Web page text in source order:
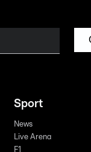
Sport
News
Live Arena
F1